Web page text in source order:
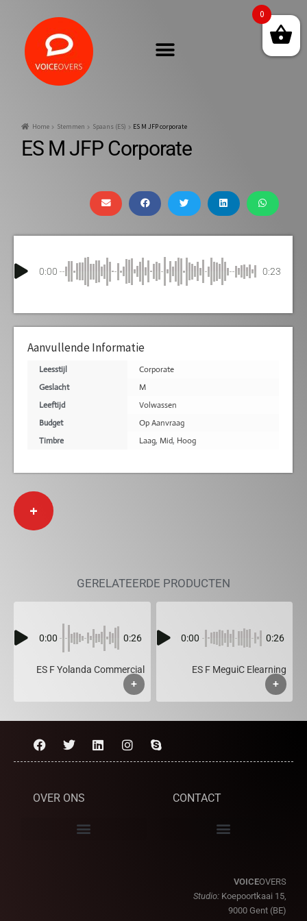
Home Stemmen Spaans (ES) ES M JFP corporate
ES M JFP Corporate
0:00 0:23
Aanvullende Informatie
Leesstijl
Corporate
Geslacht
M
Leeftijd
Volwassen
Budget
Op Aanvraag
Timbre
Laag, Mid, Hoog
+
GERELATEERDE PRODUCTEN
0:00 0:26
ES F Yolanda Commercial
+
0:00 0:26
ES F MeguiC Elearning
+
OVER ONS CONTACT
VOICEOVERS
Studio: Koepoortkaai 15,
9000 Gent (BE)
0